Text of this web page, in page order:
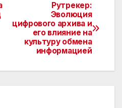
Рутрекер:
Эволюция
цифрового архива и
его влияние на
культуру обмена
информацией